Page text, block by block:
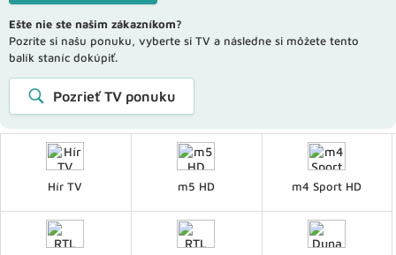
Ešte nie ste našim zákazníkom?
Pozrite si našu ponuku, vyberte si TV a následne si môžete tento
balík staníc dokúpiť.
Pozrieť TV ponuku
Hír TV m5 HD m4 Sport HD